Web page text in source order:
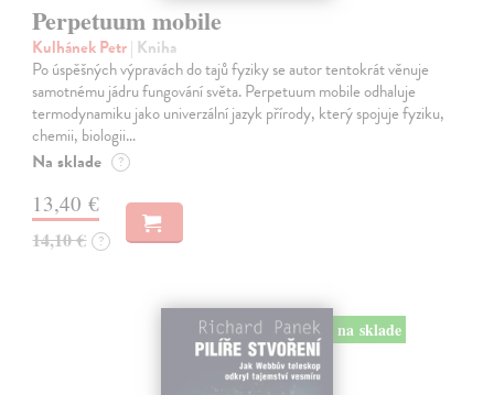
Perpetuum mobile
Kulhánek Petr| Kniha
Po úspěšných výpravách do tajů fyziky se autor tentokrát věnuje
samotnému jádru fungování světa. Perpetuum mobile odhaluje
termodynamiku jako univerzální jazyk přírody, který spojuje fyziku,
chemii, biologii…
Na sklade ?
13,40 €
14,10 € ?
na sklade